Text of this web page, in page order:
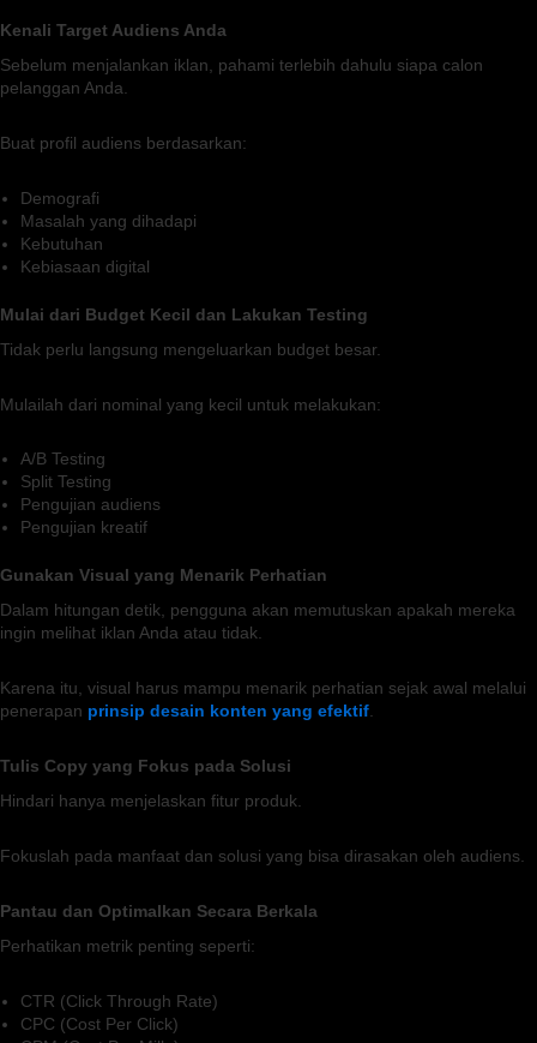
Kenali Target Audiens Anda
Sebelum menjalankan iklan, pahami terlebih dahulu siapa calon
pelanggan Anda.
Buat profil audiens berdasarkan:
Demografi
Masalah yang dihadapi
Kebutuhan
Kebiasaan digital
Mulai dari Budget Kecil dan Lakukan Testing
Tidak perlu langsung mengeluarkan budget besar.
Mulailah dari nominal yang kecil untuk melakukan:
A/B Testing
Split Testing
Pengujian audiens
Pengujian kreatif
Gunakan Visual yang Menarik Perhatian
Dalam hitungan detik, pengguna akan memutuskan apakah mereka
ingin melihat iklan Anda atau tidak.
Karena itu, visual harus mampu menarik perhatian sejak awal melalui
penerapan prinsip desain konten yang efektif.
Tulis Copy yang Fokus pada Solusi
Hindari hanya menjelaskan fitur produk.
Fokuslah pada manfaat dan solusi yang bisa dirasakan oleh audiens.
Pantau dan Optimalkan Secara Berkala
Perhatikan metrik penting seperti:
CTR (Click Through Rate)
CPC (Cost Per Click)